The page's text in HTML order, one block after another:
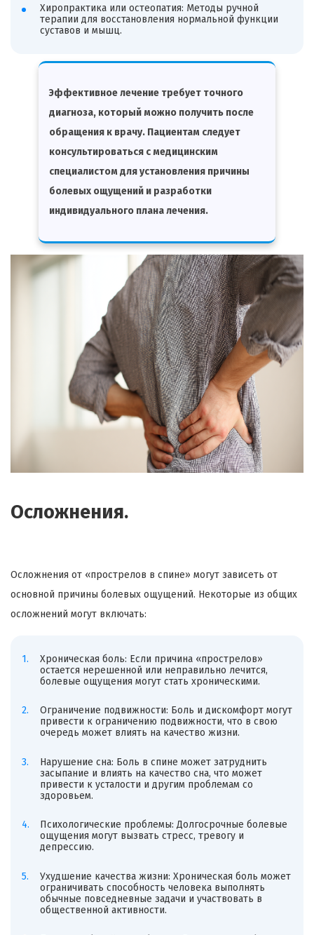
Хиропрактикаили остеопатия: Методы ручной
терапии для восстановления нормальной функции
суставов и мышц.
Эффективное лечение требует точного
диагноза, который можно получить после
обращения к врачу. Пациентам следует
консультироваться с медицинским
специалистом для установления причины
болевых ощущений и разработки
индивидуального плана лечения.
Осложнения.
Осложнения от «прострелов в спине» могут зависеть от
основной причины болевых ощущений. Некоторые из общих
осложнений могут включать:
Хроническая боль: Если причина «прострелов»
остается нерешенной или неправильно лечится,
болевые ощущения могут стать хроническими.
Ограничение подвижности: Боль и дискомфорт могут
привести к ограничению подвижности, что в свою
очередь может влиять на качество жизни.
Нарушение сна: Боль в спине может затруднить
засыпание и влиять на качество сна, что может
привести к усталости и другим проблемам со
здоровьем.
Психологические проблемы: Долгосрочные болевые
ощущения могут вызвать стресс, тревогу и
депрессию.
Ухудшение качества жизни: Хроническая боль может
ограничивать способность человека выполнять
обычные повседневные задачи и участвовать в
общественной активности.